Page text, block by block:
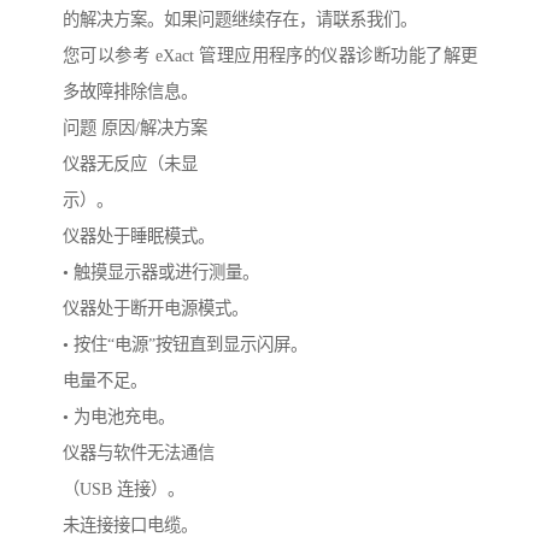
的解决方案。如果问题继续存在，请联系我们。
您可以参考 eXact 管理应用程序的仪器诊断功能了解更
多故障排除信息。
问题 原因/解决方案
仪器无反应（未显
示）。
仪器处于睡眠模式。
• 触摸显示器或进行测量。
仪器处于断开电源模式。
• 按住“电源”按钮直到显示闪屏。
电量不足。
• 为电池充电。
仪器与软件无法通信
（USB 连接）。
未连接接口电缆。